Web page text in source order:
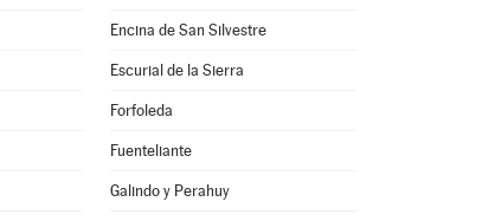
Encina de San Silvestre
Escurial de la Sierra
Forfoleda
Fuenteliante
Galindo y Perahuy